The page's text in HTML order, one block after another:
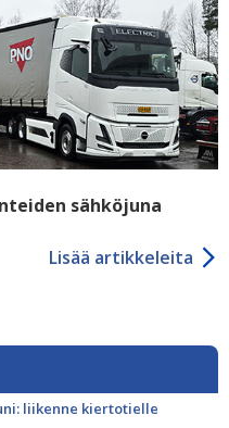
sähköjuna
Lisää artikkeleita
liikenne kiertotielle